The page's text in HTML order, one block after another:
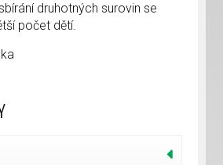
druhotných surovin se
počet dětí.